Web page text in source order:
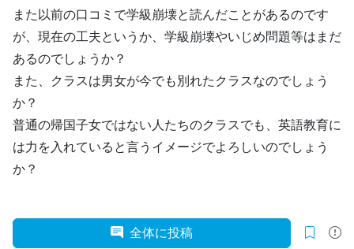
また以前の口コミで学級崩壊と読んだことがあるのです
が、現在の工夫というか、学級崩壊やいじめ問題等はまだ
あるのでしょうか？
また、クラスは男女が今でも別れたクラスなのでしょう
か？
普通の帰国子女ではない人たちのクラスでも、英語教育に
は力を入れていると言うイメージでよろしいのでしょう
か？
全体に投稿